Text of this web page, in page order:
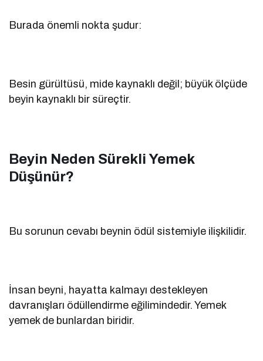
Burada önemli nokta şudur:
Besin gürültüsü, mide kaynaklı değil; büyük ölçüde
beyin kaynaklı bir süreçtir.
Beyin Neden Sürekli Yemek
Düşünür?
Bu sorunun cevabı beynin ödül sistemiyle ilişkilidir.
İnsan beyni, hayatta kalmayı destekleyen
davranışları ödüllendirme eğilimindedir. Yemek
yemek de bunlardan biridir.